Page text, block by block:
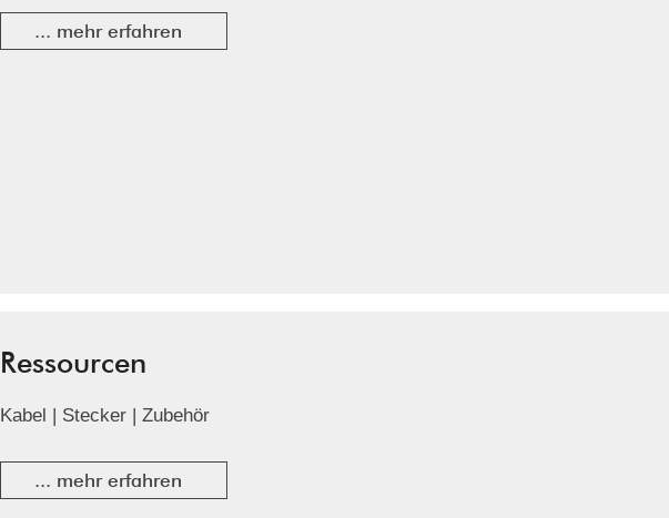
... mehr erfahren
Ressourcen
Kabel | Stecker | Zubehör
... mehr erfahren